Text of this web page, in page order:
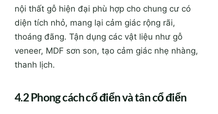
nội thất gỗ hiện đại phù hợp cho chung cư có
diện tích nhỏ, mang lại cảm giác rộng rãi,
thoáng đãng. Tận dụng các vật liệu như gỗ
veneer, MDF sơn son, tạo cảm giác nhẹ nhàng,
thanh lịch.
4.2 Phong cách cổ điển và tân cổ điển